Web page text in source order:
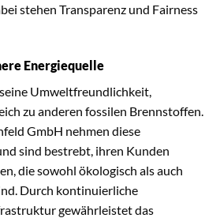
stehen Transparenz und Fairness
Energiequelle
Umweltfreundlichkeit,
zu anderen fossilen Brennstoffen.
GmbH nehmen diese
sind bestrebt, ihren Kunden
die sowohl ökologisch als auch
Durch kontinuierliche
gewährleistet das